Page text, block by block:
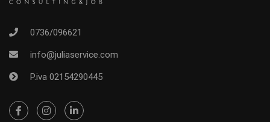
0736/096621
info@juliaservice.com
P.iva 02154290445